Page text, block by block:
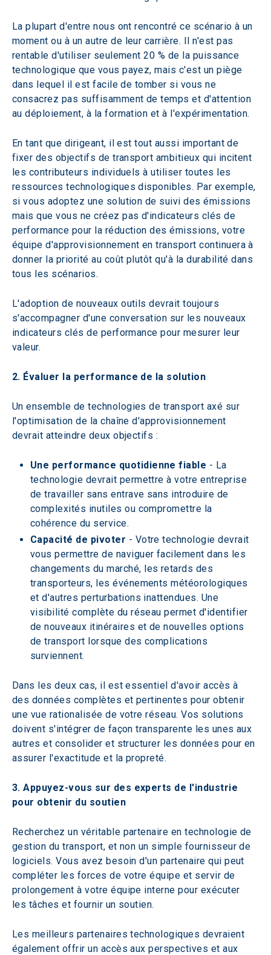
La plupart d'entre nous ont rencontré ce scénario à un
moment ou à un autre de leur carrière. Il n'est pas
rentable d'utiliser seulement 20 % de la puissance
technologique que vous payez, mais c'est un piège
dans lequel il est facile de tomber si vous ne
consacrez pas suffisamment de temps et d'attention
au déploiement, à la formation et à l'expérimentation.
En tant que dirigeant, il est tout aussi important de
fixer des objectifs de transport ambitieux qui incitent
les contributeurs individuels à utiliser toutes les
ressources technologiques disponibles. Par exemple,
si vous adoptez une solution de suivi des émissions
mais que vous ne créez pas d'indicateurs clés de
performance pour la réduction des émissions, votre
équipe d'approvisionnement en transport continuera à
donner la priorité au coût plutôt qu'à la durabilité dans
tous les scénarios.
L'adoption de nouveaux outils devrait toujours
s'accompagner d'une conversation sur les nouveaux
indicateurs clés de performance pour mesurer leur
valeur.
2. Évaluer la performance de la solution
Un ensemble de technologies de transport axé sur
l'optimisation de la chaîne d'approvisionnement
devrait atteindre deux objectifs :
Une performance quotidienne fiable - La
technologie devrait permettre à votre entreprise
de travailler sans entrave sans introduire de
complexités inutiles ou compromettre la
cohérence du service.
Capacité de pivoter - Votre technologie devrait
vous permettre de naviguer facilement dans les
changements du marché, les retards des
transporteurs, les événements météorologiques
et d'autres perturbations inattendues. Une
visibilité complète du réseau permet d'identifier
de nouveaux itinéraires et de nouvelles options
de transport lorsque des complications
surviennent.
Dans les deux cas, il est essentiel d'avoir accès à
des données complètes et pertinentes pour obtenir
une vue rationalisée de votre réseau. Vos solutions
doivent s'intégrer de façon transparente les unes aux
autres et consolider et structurer les données pour en
assurer l'exactitude et la propreté.
3. Appuyez-vous sur des experts de l'industrie
pour obtenir du soutien
Recherchez un véritable partenaire en technologie de
gestion du transport, et non un simple fournisseur de
logiciels. Vous avez besoin d'un partenaire qui peut
compléter les forces de votre équipe et servir de
prolongement à votre équipe interne pour exécuter
les tâches et fournir un soutien.
Les meilleurs partenaires technologiques devraient
également offrir un accès aux perspectives et aux